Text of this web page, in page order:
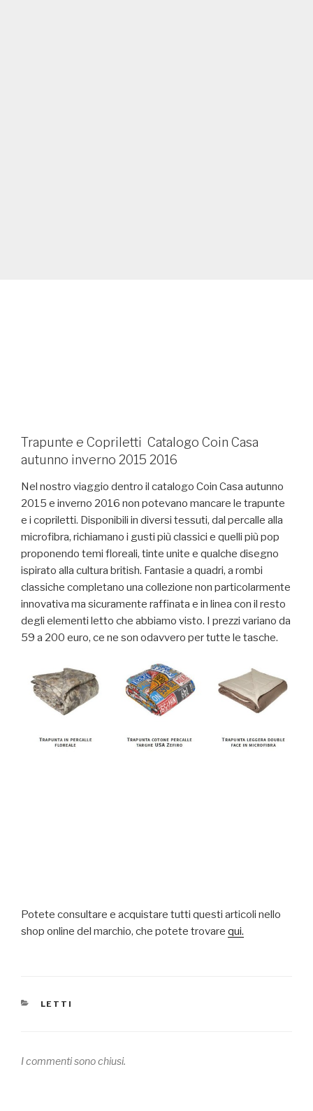
Trapunte e Copriletti Catalogo Coin Casa
autunno inverno 2015 2016
Nel nostro viaggio dentro il catalogo Coin Casa autunno
2015 e inverno 2016 non potevano mancare le trapunte
e i copriletti. Disponibili in diversi tessuti, dal percalle alla
microfibra, richiamano i gusti più classici e quelli più pop
proponendo temi floreali, tinte unite e qualche disegno
ispirato alla cultura british. Fantasie a quadri, a rombi
classiche completano una collezione non particolarmente
innovativa ma sicuramente raffinata e in linea con il resto
degli elementi letto che abbiamo visto. I prezzi variano da
59 a 200 euro, ce ne son odavvero per tutte le tasche.
Potete consultare e acquistare tutti questi articoli nello
shop online del marchio, che potete trovare qui.
CATEGORIE
LETTI
I commenti sono chiusi.